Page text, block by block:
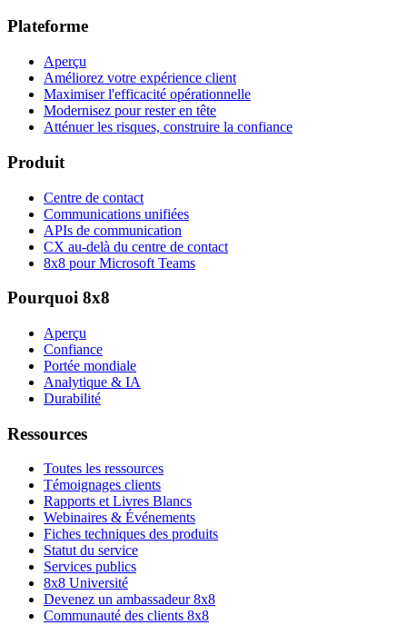
Plateforme
Aperçu
Améliorez votre expérience client
Maximiser l'efficacité opérationnelle
Modernisez pour rester en tête
Atténuer les risques, construire la confiance
Produit
Centre de contact
Communications unifiées
APIs de communication
CX au-delà du centre de contact
8x8 pour Microsoft Teams
Pourquoi 8x8
Aperçu
Confiance
Portée mondiale
Analytique & IA
Durabilité
Ressources
Toutes les ressources
Témoignages clients
Rapports et Livres Blancs
Webinaires & Événements
Fiches techniques des produits
Statut du service
Services publics
8x8 Université
Devenez un ambassadeur 8x8
Communauté des clients 8x8